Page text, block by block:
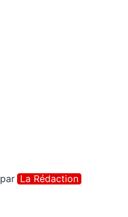
par La Rédaction